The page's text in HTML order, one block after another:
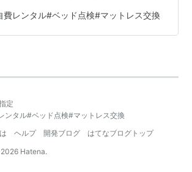
。 👴｢寝ようと思ったら布団がなかっ
はマットレス交換するから布団は干して
寝てて｣ 👴｢ソファーやったら寒いも
んやん！私も休みの日…
費レンタル#ベッド点検#マットレス交換
定
ンタル#ベッド点検#マットレス交換
ヘルプ 開発ブログ
はてなブログトップ
2026 Hatena.